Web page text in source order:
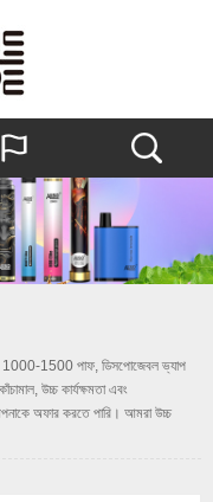
1000-1500 পাফ, ডিসপোজেবল ভ্যাপ
উচ্চ কার্যক্ষমতা এবং
অফার করতে পারি। আমরা উচ্চ